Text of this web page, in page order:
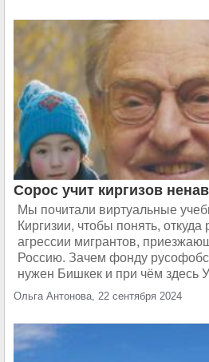
Сорос учит киргизов
Мы почитали виртуальные
Киргизии, чтобы понять, откуда
агрессии мигрантов,
Россию. Зачем фонду
нужен Бишкек и при чём здесь
Ольга Антонова, 22 сентября 2024